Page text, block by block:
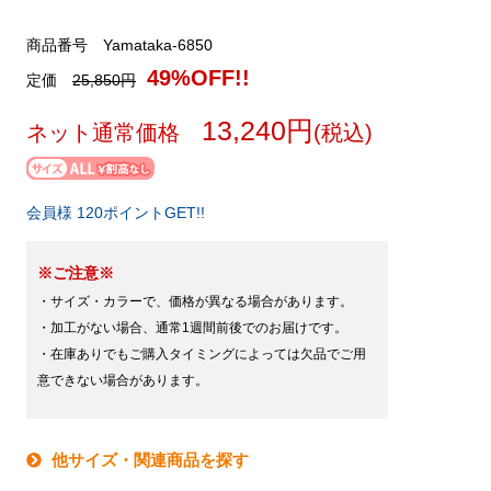
商品番号 Yamataka-6850
定価 25,850円 49%OFF!!
ネット通常価格 13,240円 (税込)
会員様 120ポイントGET!!
※ご注意※
・サイズ・カラーで、価格が異なる場合があります。
・加工がない場合、通常1週間前後でのお届けです。
・在庫ありでもご購入タイミングによっては欠品でご用
意できない場合があります。
他サイズ・関連商品を探す